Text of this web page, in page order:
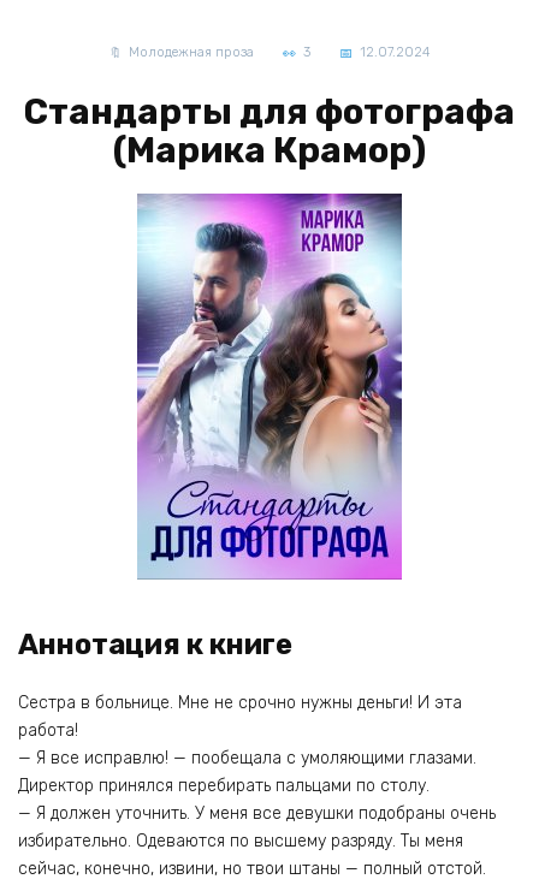
Молодежная проза 3 12.07.2024
Стандарты для фотографа
(Марика Крамор)
Аннотация к книге
Сестра в больнице. Мне не срочно нужны деньги! И эта
работа!
— Я все исправлю! — пообещала с умоляющими глазами.
Директор принялся перебирать пальцами по столу.
— Я должен уточнить. У меня все девушки подобраны очень
избирательно. Одеваются по высшему разряду. Ты меня
сейчас, конечно, извини, но твои штаны — полный отстой.